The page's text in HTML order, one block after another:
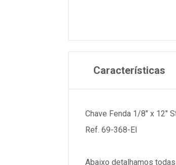
Características
Chave Fenda 1/8" x 12"
Ref. 69-368-EI
Abaixo detalhamos